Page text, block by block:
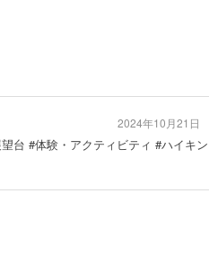
台 #体験・アクティビティ #ハイキン
2024年10月21日